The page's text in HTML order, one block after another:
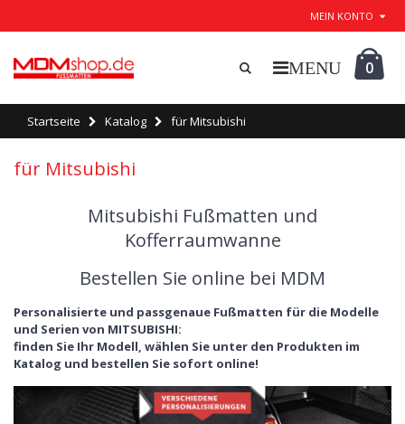
MEIN KONTO
0
Startseite Katalog für Mitsubishi
für Mitsubishi
Mitsubishi Fußmatten und
Kofferraumwanne
Bestellen Sie online bei MDM
Personalisierte und passgenaue Fußmatten für die Modelle
und Serien von MITSUBISHI:
finden Sie Ihr Modell, wählen Sie unter den Produkten im
Katalog und bestellen Sie sofort online!